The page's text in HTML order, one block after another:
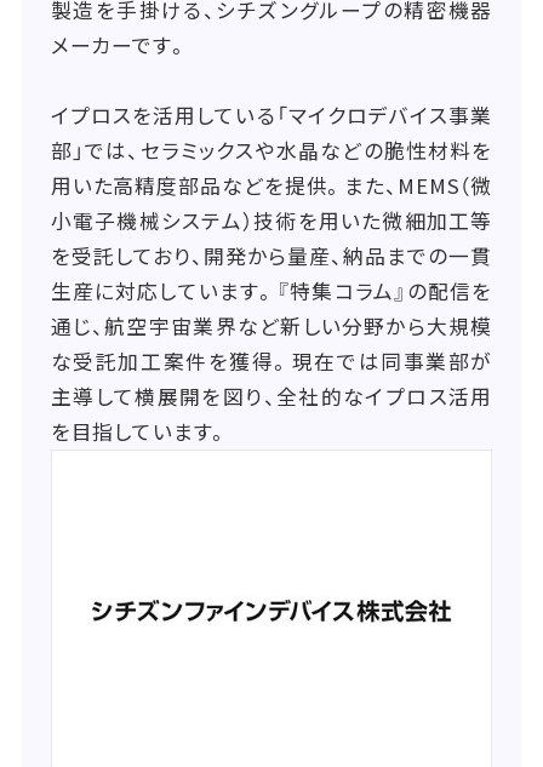
製造を手掛ける、シチズングループの精密機器
メーカーです。
イプロスを活用している「マイクロデバイス事業
部」では、セラミックスや水晶などの脆性材料を
用いた高精度部品などを提供。また、MEMS（微
小電子機械システム）技術を用いた微細加工等
を受託しており、開発から量産、納品までの一貫
生産に対応しています。『特集コラム』の配信を
通じ、航空宇宙業界など新しい分野から大規模
な受託加工案件を獲得。現在では同事業部が
主導して横展開を図り、全社的なイプロス活用
を目指しています。